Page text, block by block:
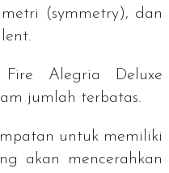
(symmetry), dan
.
Fire Alegria Deluxe
jumlah terbatas.
untuk memiliki
akan mencerahkan